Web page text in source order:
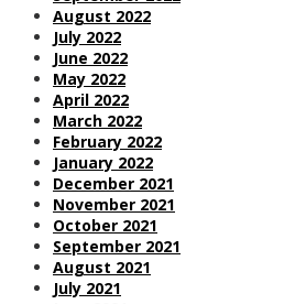
August 2022
July 2022
June 2022
May 2022
April 2022
March 2022
February 2022
January 2022
December 2021
November 2021
October 2021
September 2021
August 2021
July 2021